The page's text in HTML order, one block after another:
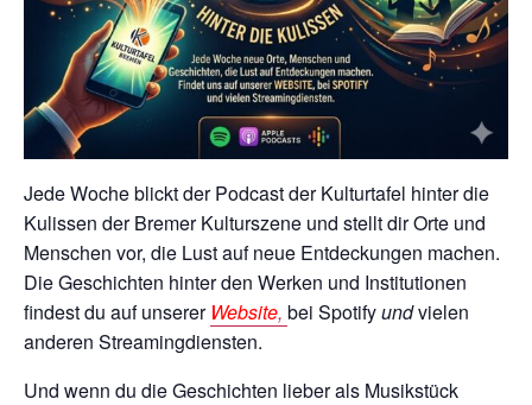
Jede Woche blickt der Podcast der Kulturtafel hinter die
Kulissen der Bremer Kulturszene und stellt dir Orte und
Menschen vor, die Lust auf neue Entdeckungen machen.
Die Geschichten hinter den Werken und Institutionen
findest du auf unserer Website, bei Spotifyundvielen
anderen Streamingdiensten.
Und wenn du die Geschichten lieber als Musikstück